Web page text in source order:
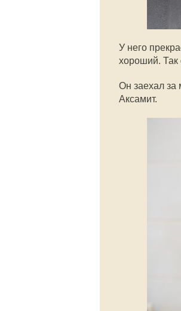
У него
хороший. Так
Он заехал за
Аксамит.